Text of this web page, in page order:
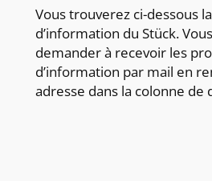
Vous trouverez ci-dessous
d’information du Stück.
demander à recevoir les
d’information par mail en
adresse dans la colonne de